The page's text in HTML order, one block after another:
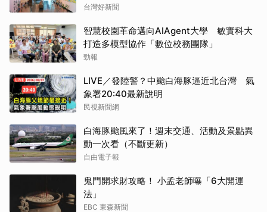
台灣好新聞
智慧校園革命邁向AIAgent大學 敏實科大
打造多模型協作「數位校務團隊」
勁報
LIVE／發陸警？中颱白海豚逼近北台灣 氣
象署20:40最新說明
民視新聞網
白海豚颱風來了！週末交通、活動及景點異
動一次看（不斷更新）
自由電子報
鬼門開求財攻略！ 小孟老師曝「6大開運
法」
EBC 東森新聞